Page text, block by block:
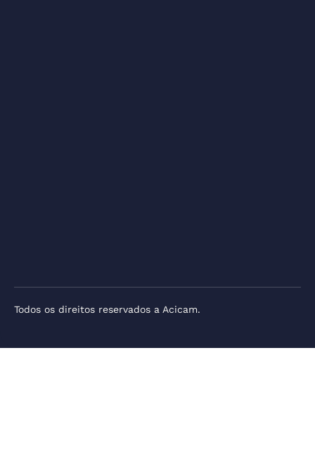
Todos os direitos reservados a Acicam.